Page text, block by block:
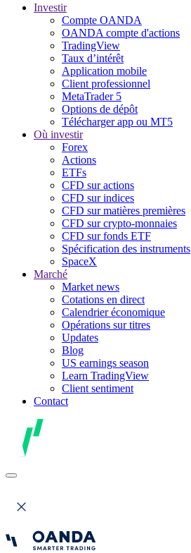
Investir
Compte OANDA
OANDA compte d'actions
TradingView
Taux d’intérêt
Application mobile
Client professionnel
MetaTrader 5
Options de dépôt
Télécharger app ou MT5
Où investir
Forex
Actions
ETFs
CFD sur actions
CFD sur indices
CFD sur matières premières
CFD sur crypto-monnaies
CFD sur fonds ETF
Spécification des instruments
SpaceX
Marché
Market news
Cotations en direct
Calendrier économique
Opérations sur titres
Updates
Blog
US earnings season
Learn TradingView
Client sentiment
Contact